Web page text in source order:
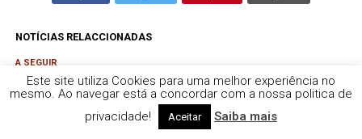
NOTÍCIAS RELACCIONADAS
A SEGUIR
Agenda da Cultura | 10 de março
Agenda da Cultura | 4 de março
Este site utiliza Cookies para uma melhor experiência no
mesmo. Ao navegar está a concordar com a nossa politica de
privacidade!
Aceitar Saiba mais